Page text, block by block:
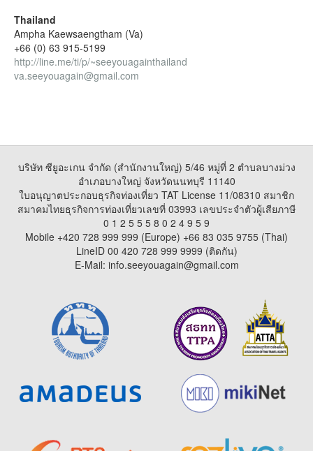
Thailand
Ampha Kaewsaengtham (Va)
+66 (0) 63 915-5199
http://line.me/ti/p/~seeyouagainthailand
va.seeyouagain@gmail.com
บริษัท ซียูอะเกน จำกัด (สำนักงานใหญ่) 5/46 หมู่ที่ 2 ตำบลบางม่วง
อำเภอบางใหญ่ จังหวัดนนทบุรี 11140
ใบอนุญาตประกอบธุรกิจท่องเที่ยว TAT License 11/08310 สมาชิก
สมาคมไทยธุรกิจการท่องเที่ยวเลขที่ 03993 เลขประจำตัวผู้เสียภาษี
0 1 2 5 5 5 8 0 2 4 9 5 9
Mobile +420 728 999 999 (Europe) +66 83 035 9755 (Thai)
LineID 00 420 728 999 9999 (ติดกัน)
E-Mail: info.seeyouagain@gmail.com